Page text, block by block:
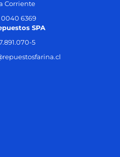
Corriente
0040 6369
SPA
5